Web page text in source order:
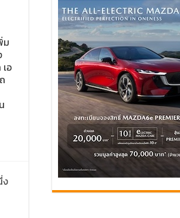
ม
อ
ง